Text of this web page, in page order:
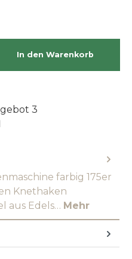
In den Warenkorb
3
farbig 175er
Knethaken
aus Edels… Mehr